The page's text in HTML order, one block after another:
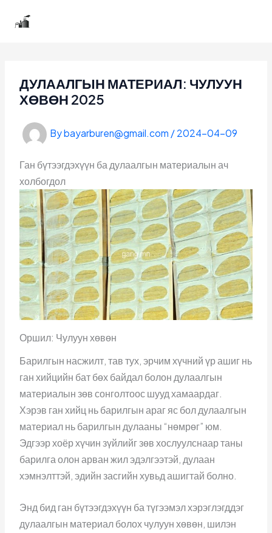
ДУЛААЛГЫН МАТЕРИАЛ: ЧУЛУУН
ХӨВӨН 2025
Bybayarburen@gmail.com / 2024-04-09
Ган бүтээгдэхүүн ба дулаалгын материалын ач
холбогдол
Оршил: Чулуун хөвөн
Барилгын насжилт, тав тух, эрчим хүчний үр ашиг нь
ган хийцийн бат бөх байдал болон дулаалгын
материалын зөв сонголтоос шууд хамаардаг.
Хэрэв ган хийц нь барилгын араг яс бол дулаалгын
материал нь барилгын дулааны “нөмрөг” юм.
Эдгээр хоёр хүчин зүйлийг зөв хослуулснаар таны
барилга олон арван жил эдэлгээтэй, дулаан
хэмнэлттэй, эдийн засгийн хувьд ашигтай болно.
Энд бид ган бүтээгдэхүүн ба түгээмэл хэрэглэгддэг
дулаалгын материал болох чулуун хөвөн, шилэн